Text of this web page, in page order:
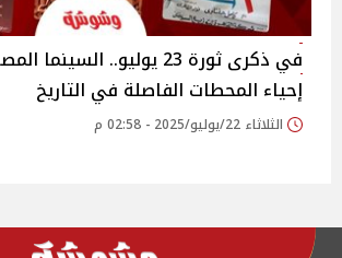
في ذكرى ثورة 23 يوليو..
إحياء المحطات الفاصلة في التاريخ‎
الثلاثاء 22/يوليو/2025 - 02:58 م